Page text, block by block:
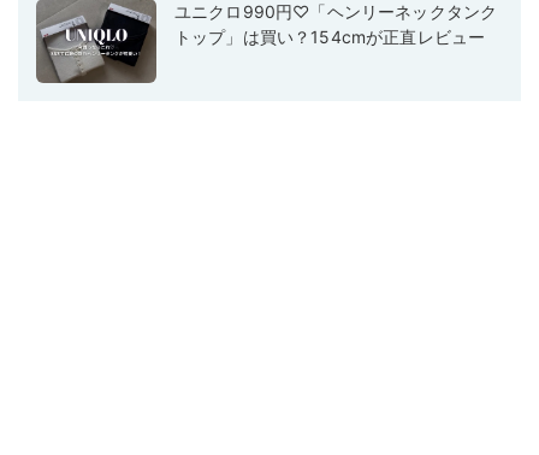
ユニクロ990円♡「ヘンリーネックタンク
トップ」は買い？154cmが正直レビュー